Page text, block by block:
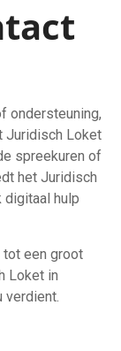
ondersteuning,
Juridisch Loket
spreekuren of
het Juridisch
digitaal hulp
een groot
Loket in
verdient.